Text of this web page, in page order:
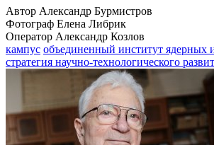
Автор Александр Бурмистров
Фотограф Елена Либрик
Оператор Александр Козлов
кампус объединенный институт ядерных
стратегия научно-технологического